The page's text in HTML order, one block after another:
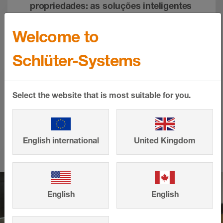
propriedades: as soluções inteligentes
design bonito e durabilidade em igual
medida. Deixe que os projetos de
construção e renovação concluídos
pelos nossos clientes o inspirem para
MOSTRAR MAIS
Welcome to
Schlüter-Systems
Select the website that is most suitable for you.
English international United Kingdom
English English